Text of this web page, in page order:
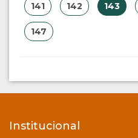
141 142 143
147
Institucional